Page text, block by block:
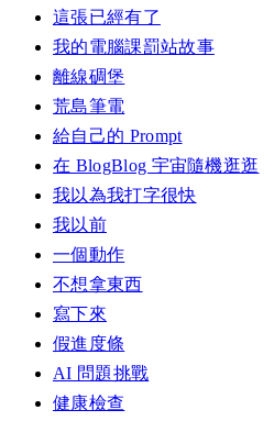
這張已經有了
我的電腦課罰站故事
離線碉堡
荒島筆電
給自己的 Prompt
在 BlogBlog 宇宙隨機逛逛
我以為我打字很快
我以前
一個動作
不想拿東西
寫下來
假進度條
AI 問題挑戰
健康檢查